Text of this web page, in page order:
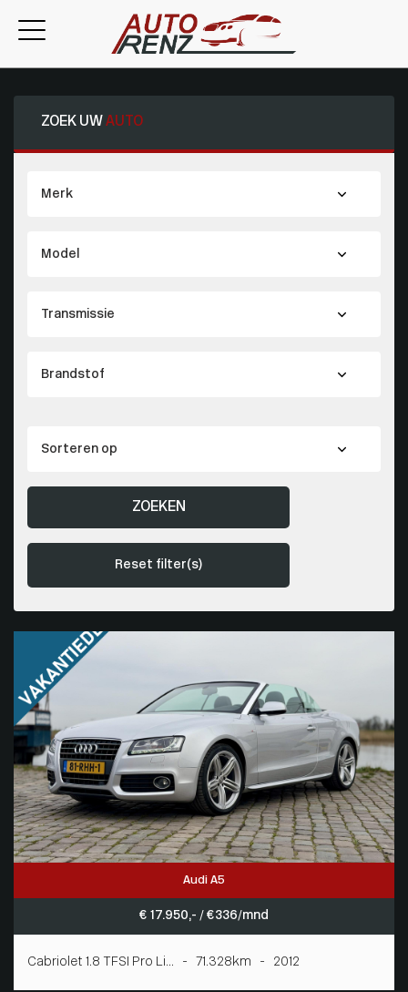
ZOEK UW AUTO
ZOEKEN
Reset filter(s)
Audi A5
€ 17.950,- / € 336/mnd
Cabriolet 1.8 TFSI Pro Li... - 71.328km - 2012